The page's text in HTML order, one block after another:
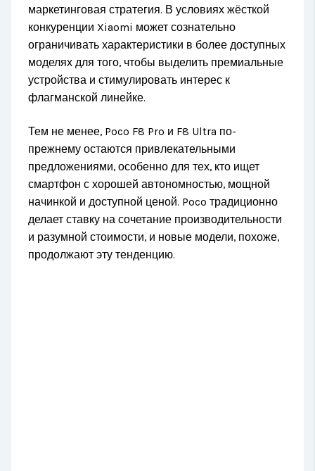
маркетинговая стратегия. В условиях жёсткой
конкуренции Xiaomi может сознательно
ограничивать характеристики в более доступных
моделях для того, чтобы выделить премиальные
устройства и стимулировать интерес к
флагманской линейке.
Тем не менее, Poco F8 Pro и F8 Ultra по-
прежнему остаются привлекательными
предложениями, особенно для тех, кто ищет
смартфон с хорошей автономностью, мощной
начинкой и доступной ценой. Poco традиционно
делает ставку на сочетание производительности
и разумной стоимости, и новые модели, похоже,
продолжают эту тенденцию.